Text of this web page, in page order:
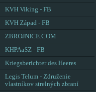
KVH Viking - FB
KVH Západ - FB
ZBROJNICE.COM
KHPAaSZ - FB
Kriegsberichter des Heeres
Legis Telum - Združenie
vlastníkov strelných zbraní